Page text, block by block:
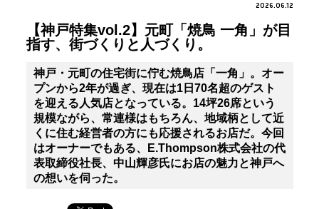
2026.06.12
【神戸特集vol.2】元町「焼鳥 一角」が目
指す、街づくりと人づくり。
神戸・元町の住宅街に佇む焼鳥店「一角」。オー
プンから2年が過ぎ、現在は1日70名超のゲスト
を迎える人気店となっている。14坪26席という
規模ながら、常連様はもちろん、地域柄として近
くに住む経営者の方にも応援されるお店だ。今回
はオーナーでもある、E.Thompson株式会社の代
表取締役社長、中山輝彦氏にお店の魅力と神戸へ
の想いを伺った。